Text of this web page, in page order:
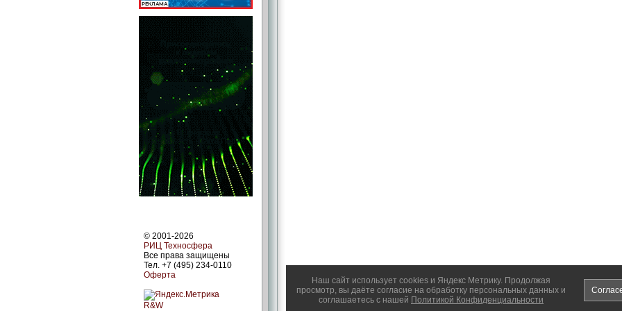
Наш сайт использует cookies и Яндекс Метрику. Продолжая
просмотр, вы даёте согласие на обработку персональных данных и
соглашаетесь с нашей Политикой Конфиденциальности
© 2001-2026
РИЦ Техносфера
Все права защищены
Тел. +7 (495) 234-0110
Оферта
R&W